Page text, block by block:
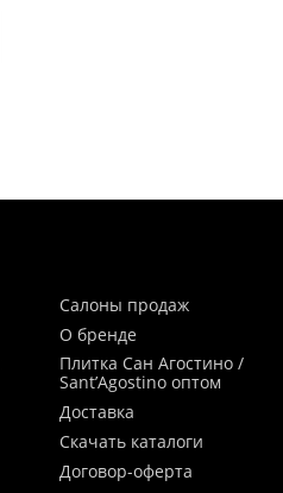
Салоны продаж
О бренде
Плитка Сан Агостино /
Sant’Agostino оптом
Доставка
Скачать каталоги
Договор-оферта